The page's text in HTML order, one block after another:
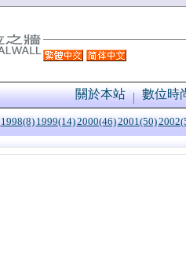
關於本站 數位時
1998(8) 1999(14)2000(46)2001(50)